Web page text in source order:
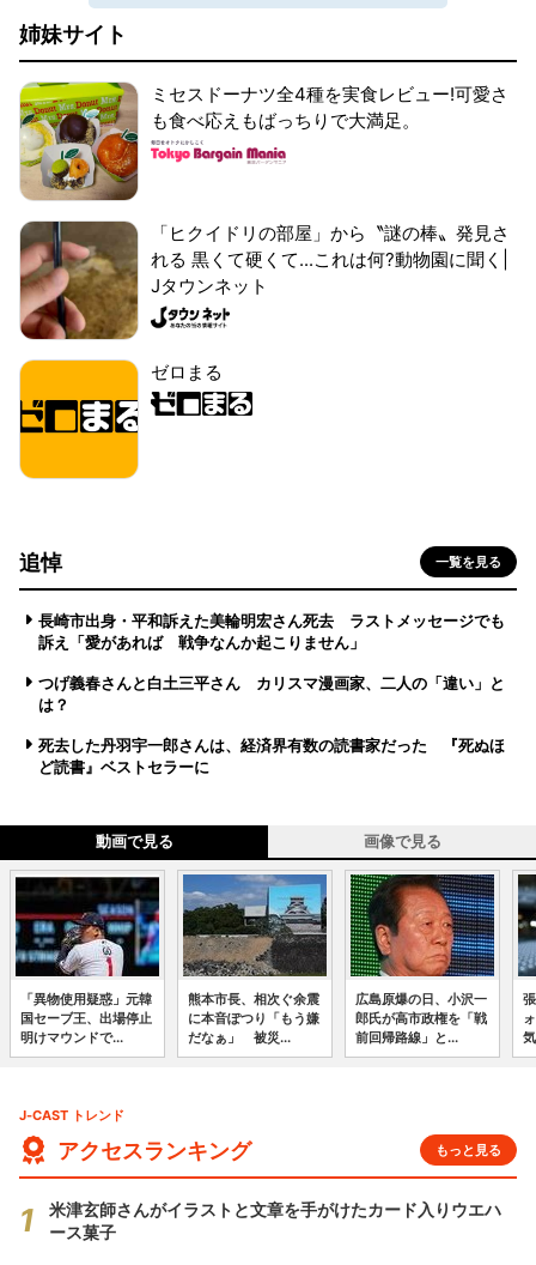
姉妹サイト
ミセスドーナツ全4種を実食レビュー!可愛さ
も食べ応えもばっちりで大満足。
「ヒクイドリの部屋」から〝謎の棒〟発見さ
れる 黒くて硬くて...これは何?動物園に聞く|
Jタウンネット
ゼロまる
追悼 一覧を見る
長崎市出身・平和訴えた美輪明宏さん死去 ラストメッセージでも
訴え「愛があれば 戦争なんか起こりません」
つげ義春さんと白土三平さん カリスマ漫画家、二人の「違い」と
は？
死去した丹羽宇一郎さんは、経済界有数の読書家だった 『死ぬほ
ど読書』ベストセラーに
動画で見る 画像で見る
「異物使用疑惑」元韓
国セーブ王、出場停止
明けマウンドで...
熊本市長、相次ぐ余震
に本音ぽつり「もう嫌
だなぁ」 被災...
広島原爆の日、小沢一
郎氏が高市政権を「戦
前回帰路線」と...
J-CAST トレンド
アクセスランキング もっと見る
米津玄師さんがイラストと文章を手がけたカード入りウエハ
ース菓子